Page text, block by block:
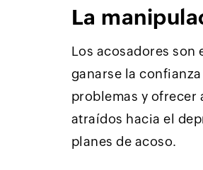
La
Los acosadores son
ganarse la
problemas y ofrecer
atraídos hacia el
planes de acoso.